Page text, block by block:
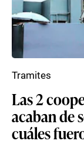
Las 2
acaban de
cuáles
Tramites